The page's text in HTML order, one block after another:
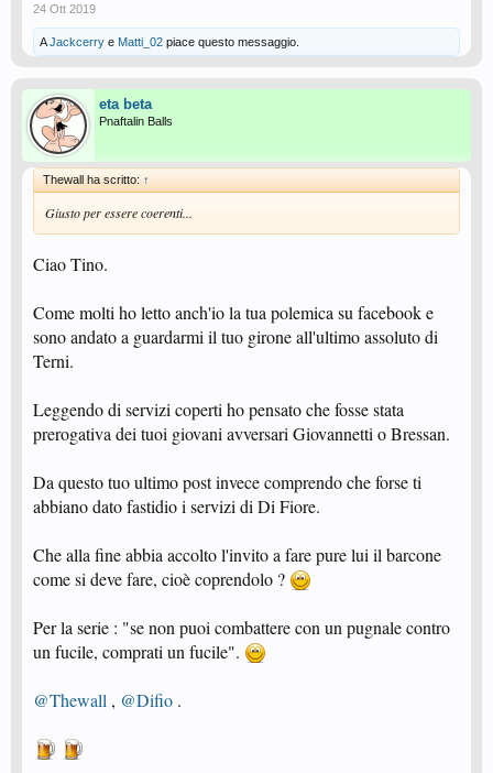
24 Ott 2019
AJackcerry e Matti_02 piace questo messaggio.
eta beta
Pnaftalin Balls
Thewall ha scritto: ↑
Giusto per essere coerenti...
Ciao Tino.
Come molti ho letto anch'io la tua polemica su facebook e
sono andato a guardarmi il tuo girone all'ultimo assoluto di
Terni.
Leggendo di servizi coperti ho pensato che fosse stata
prerogativa dei tuoi giovani avversari Giovannetti o Bressan.
Da questo tuo ultimo post invece comprendo che forse ti
abbiano dato fastidio i servizi di Di Fiore.
Che alla fine abbia accolto l'invito a fare pure lui il barcone
come si deve fare, cioè coprendolo ?
Per la serie : "se non puoi combattere con un pugnale contro
un fucile, comprati un fucile".
@Thewall , @Difio .